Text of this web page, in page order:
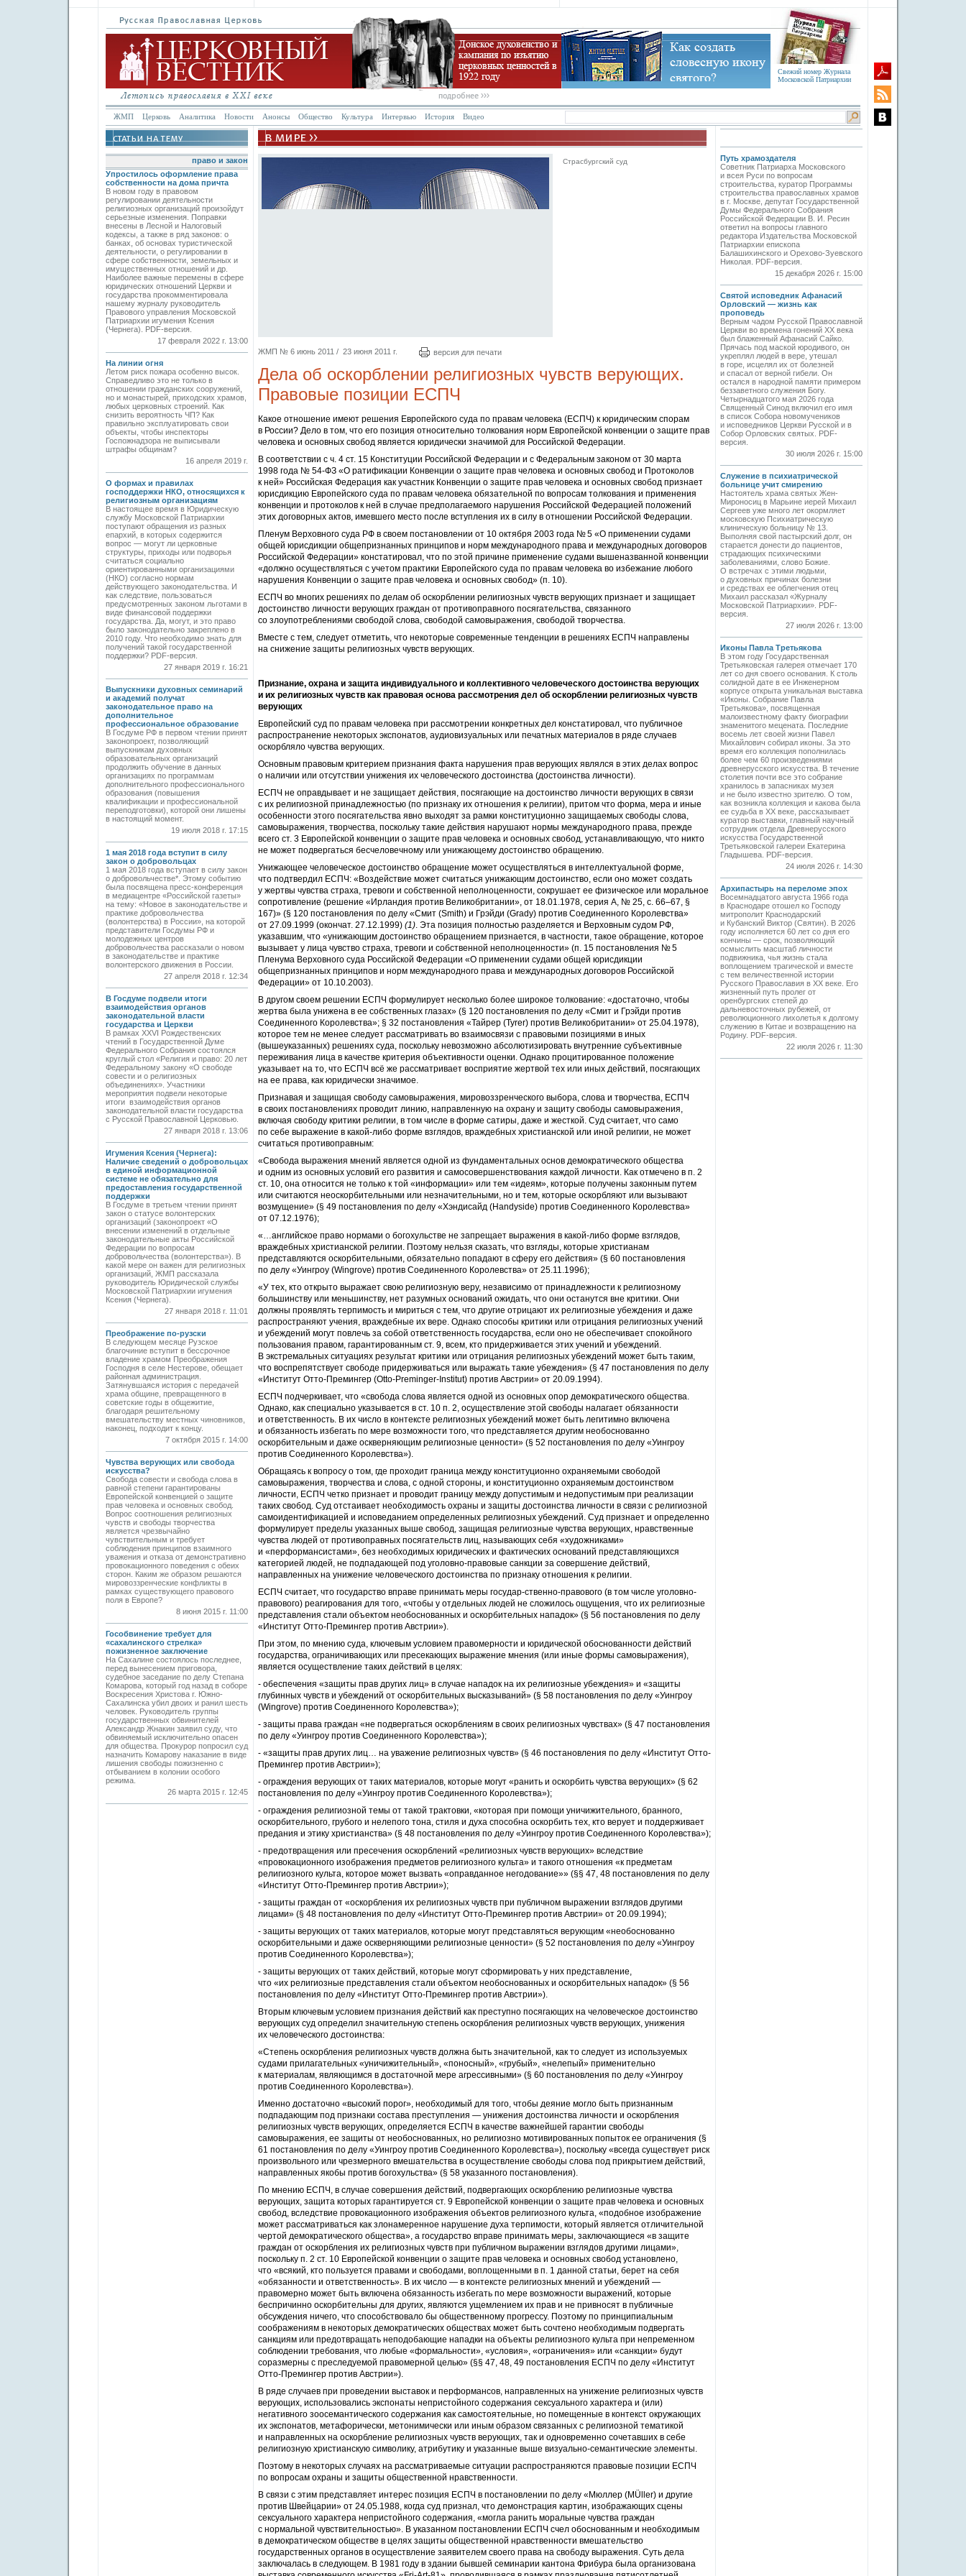
Свежий номер Журнала
Московской Патриархии
ЖМП Церковь Аналитика Новости Анонсы Общество Культура Интервью История Видео
право и закон
Упростилось оформление права
собственности на дома причта
В новом году в правовом
регулировании деятельности
религиозных организаций произойдут
серьезные изменения. Поправки
внесены в Лесной и Налоговый
кодексы, а также в ряд законов: о
банках, об основах туристической
деятельности, о регулировании в
сфере собственности, земельных и
имущественных отношений и др.
Наиболее важные перемены в сфере
юридических отношений Церкви и
государства прокомментировала
нашему журналу руководитель
Правового управления Московской
Патриархии игумения Ксения
(Чернега). PDF-версия.
17 февраля 2022 г. 13:00
На линии огня
Летом риск пожара особенно высок.
Справедливо это не только в
отношении гражданских сооружений,
но и монастырей, приходских храмов,
любых церковных строений. Как
снизить вероятность ЧП? Как
правильно эксплуатировать свои
объекты, чтобы инспекторы
Госпожнадзора не выписывали
штрафы общинам?
16 апреля 2019 г.
О формах и правилах
господдержки НКО, относящихся к
религиозным организациям
В настоящее время в Юридическую
службу Московской Патриархии
поступают обращения из разных
епархий, в которых содержится
вопрос — могут ли церковные
структуры, приходы или подворья
считаться социально
ориентированными организациями
(НКО) согласно нормам
действующего законодательства. И
как следствие, пользоваться
предусмотренных законом льготами в
виде финансовой поддержки
государства. Да, могут, и это право
было законодательно закреплено в
2010 году. Что необходимо знать для
получений такой государственной
поддержки? PDF-версия.
27 января 2019 г. 16:21
Выпускники духовных семинарий
и академий получат
законодательное право на
дополнительное
профессиональное образование
В Госдуме РФ в первом чтении принят
законопроект, позволяющий
выпускникам духовных
образовательных организаций
продолжить обучение в данных
организациях по программам
дополнительного профессионального
образования (повышения
квалификации и профессиональной
переподготовки), которой они лишены
в настоящий момент.
19 июля 2018 г. 17:15
1 мая 2018 года вступит в силу
закон о добровольцах
1 мая 2018 года вступает в силу закон
о добровольчестве*. Этому событию
была посвящена пресс-конференция
в медиацентре «Российской газеты»
на тему: «Новое в законодательстве и
практике добровольчества
(волонтерства) в России», на которой
представители Госдумы РФ и
молодежных центров
добровольчества рассказали о новом
в законодательстве и практике
волонтерского движения в России.
27 апреля 2018 г. 12:34
В Госдуме подвели итоги
взаимодействия органов
законодательной власти
государства и Церкви
В рамках XXVI Рождественских
чтений в Государственной Думе
Федерального Собрания состоялся
круглый стол «Религия и право: 20 лет
Федеральному закону «О свободе
совести и о религиозных
объединениях». Участники
мероприятия подвели некоторые
итоги взаимодействия органов
законодательной власти государства
с Русской Православной Церковью.
27 января 2018 г. 13:06
Игумения Ксения (Чернега):
Наличие сведений о добровольцах
в единой информационной
системе не обязательно для
предоставления государственной
поддержки
В Госдуме в третьем чтении принят
закон о статусе волонтерских
организаций (законопроект «О
внесении изменений в отдельные
законодательные акты Российской
Федерации по вопросам
добровольчества (волонтерства»). В
какой мере он важен для религиозных
организаций, ЖМП рассказала
руководитель Юридической службы
Московской Патриархии игумения
Ксения (Чернега).
27 января 2018 г. 11:01
Преображение по-рузски
В следующем месяце Рузское
благочиние вступит в бессрочное
владение храмом Преображения
Господня в селе Нестерове, обещает
районная администрация.
Затянувшаяся история с передачей
храма общине, превращенного в
советские годы в общежитие,
благодаря решительному
вмешательству местных чиновников,
наконец, подходит к концу.
7 октября 2015 г. 14:00
Чувства верующих или свобода
искусства?
Свобода совести и свобода слова в
равной степени гарантированы
Европейской конвенцией о защите
прав человека и основных свобод.
Вопрос соотношения религиозных
чувств и свободы творчества
является чрезвычайно
чувствительным и требует
соблюдения принципов взаимного
уважения и отказа от демонстративно
провокационного поведения с обеих
сторон. Каким же образом решаются
мировоззренческие конфликты в
рамках существующего правового
поля в Европе?
8 июня 2015 г. 11:00
Гособвинение требует для
«сахалинского стрелка»
пожизненное заключение
На Сахалине состоялось последнее,
перед вынесением приговора,
судебное заседание по делу Степана
Комарова, который год назад в соборе
Воскресения Христова г. Южно-
Сахалинска убил двоих и ранил шесть
человек. Руководитель группы
государственных обвинителей
Александр Жнакин заявил суду, что
обвиняемый исключительно опасен
для общества. Прокурор попросил суд
назначить Комарову наказание в виде
лишения свободы пожизненно с
отбыванием в колонии особого
режима.
26 марта 2015 г. 12:45
Страсбургский суд
ЖМП № 6 июнь 2011 / 23 июня 2011 г. версия для печати
Дела об оскорблении религиозных чувств верующих.
Правовые позиции ЕСПЧ
Какое отношение имеют решения Европейского суда по правам человека (ЕСПЧ) к юридическим спорам
в России? Дело в том, что его позиция относительно толкования норм Европейской конвенции о защите прав
человека и основных свобод является юридически значимой для Российской Федерации.
В соответствии с ч. 4 ст. 15 Конституции Российской Федерации и с Федеральным законом от 30 марта
1998 года № 54‑ФЗ «О ратификации Конвенции о защите прав человека и основных свобод и Протоколов
к ней» Российская Федерация как участник Конвенции о защите прав человека и основных свобод признает
юрисдикцию Европейского суда по правам человека обязательной по вопросам толкования и применения
конвенции и протоколов к ней в случае предполагаемого нарушения Российской Федерацией положений
этих договорных актов, имевшего место после вступления их в силу в отношении Российской Федерации.
Пленум Верховного суда РФ в своем постановлении от 10 октября 2003 года № 5 «О применении судами
общей юрисдикции общепризнанных принципов и норм международного права и международных договоров
Российской Федерации» констатировал, что по этой причине применение судами вышеназванной конвенции
«должно осуществляться с учетом практики Европейского суда по правам человека во избежание любого
нарушения Конвенции о защите прав человека и основных свобод» (п. 10).
ЕСПЧ во многих решениях по делам об оскорблении религиозных чувств верующих признает и защищает
достоинство личности верующих граждан от противоправного посягательства, связанного
со злоупотреблениями свободой слова, свободой самовыражения, свободой творчества.
Вместе с тем, следует отметить, что некоторые современные тенденции в решениях ЕСПЧ направлены
на снижение защиты религиозных чувств верующих.
Признание, охрана и защита индивидуального и коллективного человеческого достоинства верующих
и их религиозных чувств как правовая основа рассмотрения дел об оскорблении религиозных чувств
верующих
Европейский суд по правам человека при рассмотрении конкретных дел констатировал, что публичное
распространение некоторых экспонатов, аудиовизуальных или печатных материалов в ряде случаев
оскорбляло чувства верующих.
Основным правовым критерием признания факта нарушения прав верующих являлся в этих делах вопрос
о наличии или отсутствии унижения их человеческого достоинства (достоинства личности).
ЕСПЧ не оправдывает и не защищает действия, посягающие на достоинство личности верующих в связи
с их религиозной принадлежностью (по признаку их отношения к религии), притом что форма, мера и иные
особенности этого посягательства явно выходят за рамки конституционно защищаемых свободы слова,
самовыражения, творчества, поскольку такие действия нарушают нормы международного права, прежде
всего ст. 3 Европейской конвенции о защите прав человека и основных свобод, устанавливающую, что никто
не может подвергаться бесчеловечному или унижающему достоинство обращению.
Унижающее человеческое достоинство обращение может осуществляться в интеллектуальной форме,
что подтвердил ЕСПЧ: «Воздействие может считаться унижающим достоинство, если оно может создать
у жертвы чувства страха, тревоги и собственной неполноценности, сокрушает ее физическое или моральное
сопротивление (решение «Ирландия против Великобритании», от 18.01.1978, серия А, № 25, с. 66–67, §
167)» (§ 120 постановления по делу «Смит (Smith) и Грэйди (Grady) против Соединенного Королевства»
от 27.09.1999 (окончат. 27.12.1999) (1). Эта позиция полностью разделяется и Верховным судом РФ,
указавшим, что «унижающим достоинство обращением признается, в частности, такое обращение, которое
вызывает у лица чувство страха, тревоги и собственной неполноценности» (п. 15 постановления № 5
Пленума Верховного суда Российской Федерации «О применении судами общей юрисдикции
общепризнанных принципов и норм международного права и международных договоров Российской
Федерации» от 10.10.2003).
В другом своем решении ЕСПЧ формулирует несколько более широкое толкование: «достаточно, чтобы
жертва была унижена в ее собственных глазах» (§ 120 постановления по делу «Смит и Грэйди против
Соединенного Королевства»; § 32 постановления «Тайрер (Tyrer) против Великобритании» от 25.04.1978),
которое тем не менее следует рассматривать во взаимосвязи с правовыми позициями в иных
(вышеуказанных) решениях суда, поскольку невозможно абсолютизировать внутренние субъективные
переживания лица в качестве критерия объективности оценки. Однако процитированное положение
указывает на то, что ЕСПЧ всё же рассматривает восприятие жертвой тех или иных действий, посягающих
на ее права, как юридически значимое.
Признавая и защищая свободу самовыражения, мировоззренческого выбора, слова и творчества, ЕСПЧ
в своих постановлениях проводит линию, направленную на охрану и защиту свободы самовыражения,
включая свободу критики религии, в том числе в форме сатиры, даже и жесткой. Суд считает, что само
по себе выражение в какой‑либо форме взглядов, враждебных христианской или иной религии, не может
считаться противоправным:
«Свобода выражения мнений является одной из фундаментальных основ демократического общества
и одним из основных условий его развития и самосовершенствования каждой личности. Как отмечено в п. 2
ст. 10, она относится не только к той «информации» или тем «идеям», которые получены законным путем
или считаются неоскорбительными или незначительными, но и тем, которые оскорбляют или вызывают
возмущение» (§ 49 постановления по делу «Хэндисайд (Handyside) против Соединенного Королевства»
от 07.12.1976);
«…английское право нормами о богохульстве не запрещает выражения в какой‑либо форме взглядов,
враждебных христианской религии. Поэтому нельзя сказать, что взгляды, которые христианам
представляются оскорбительными, обязательно попадают в сферу его действия» (§ 60 постановления
по делу «Уингроу (Wingrove) против Соединенного Королевства» от 25.11.1996);
«У тех, кто открыто выражает свою религиозную веру, независимо от принадлежности к религиозному
большинству или меньшинству, нет разумных оснований ожидать, что они останутся вне критики. Они
должны проявлять терпимость и мириться с тем, что другие отрицают их религиозные убеждения и даже
распространяют учения, враждебные их вере. Однако способы критики или отрицания религиозных учений
и убеждений могут повлечь за собой ответственность государства, если оно не обеспечивает спокойного
пользования правом, гарантированным ст. 9, всем, кто придерживается этих учений и убеждений.
В экстремальных ситуациях результат критики или отрицания религиозных убеждений может быть таким,
что воспрепятствует свободе придерживаться или выражать такие убеждения» (§ 47 постановления по делу
«Институт Отто-Премингер (Otto-Preminger-Institut) против Австрии» от 20.09.1994).
ЕСПЧ подчеркивает, что «свобода слова является одной из основных опор демократического общества.
Однако, как специально указывается в ст. 10 п. 2, осуществление этой свободы налагает обязанности
и ответственность. В их число в контексте религиозных убеждений может быть легитимно включена
и обязанность избегать по мере возможности того, что представляется другим необоснованно
оскорбительным и даже оскверняющим религиозные ценности» (§ 52 постановления по делу «Уингроу
против Соединенного Королевства»).
Обращаясь к вопросу о том, где проходит граница между конституционно охраняемыми свободой
самовыражения, творчества и слова, с одной стороны, и конституционно охраняемым достоинством
личности, ЕСПЧ четко признает и проводит границу между допустимым и недопустимым при реализации
таких свобод. Суд отстаивает необходимость охраны и защиты достоинства личности в связи с религиозной
самоидентификацией и исповеданием определенных религиозных убеждений. Суд признает и определенно
формулирует пределы указанных выше свобод, защищая религиозные чувства верующих, нравственные
чувства людей от противоправных посягательств лиц, называющих себя «художниками»
и «перформансистами», без необходимых юридических и фактических оснований представляющихся
категорией людей, не подпадающей под уголовно-правовые санкции за совершение действий,
направленных на унижение человеческого достоинства по признаку отношения к религии.
ЕСПЧ считает, что государство вправе принимать меры государ-ственно-правового (в том числе уголовно-
правового) реагирования для того, «чтобы у отдельных людей не сложилось ощущения, что их религиозные
представления стали объектом необоснованных и оскорбительных нападок» (§ 56 постановления по делу
«Институт Отто-Премингер против Австрии»).
При этом, по мнению суда, ключевым условием правомерности и юридической обоснованности действий
государства, ограничивающих или пресекающих выражение мнения (или иные формы самовыражения),
является осуществление таких действий в целях:
- обеспечения «защиты прав других лиц» в случае нападок на их религиозные убеждения» и «защиты
глубинных чувств и убеждений от оскорбительных высказываний» (§ 58 постановления по делу «Уингроу
(Wingrove) против Соединенного Королевства»);
- защиты права граждан «не подвергаться оскорблениям в своих религиозных чувствах» (§ 47 постановления
по делу «Уингроу против Соединенного Королевства»);
- «защиты прав других лиц… на уважение религиозных чувств» (§ 46 постановления по делу «Институт Отто-
Премингер против Австрии»);
- ограждения верующих от таких материалов, которые могут «ранить и оскорбить чувства верующих» (§ 62
постановления по делу «Уингроу против Соединенного Королевства»);
- ограждения религиозной темы от такой трактовки, «которая при помощи уничижительного, бранного,
оскорбительного, грубого и нелепого тона, стиля и духа способна оскорбить тех, кто верует и поддерживает
предания и этику христианства» (§ 48 постановления по делу «Уингроу против Соединенного Королевства»);
- предотвращения или пресечения оскорблений «религиозных чувств верующих» вследствие
«провокационного изображения предметов религиозного культа» и такого отношения «к предметам
религиозного культа, которое может вызвать «оправданное негодование»» (§§ 47, 48 постановления по делу
«Институт Отто-Премингер против Австрии»);
- защиты граждан от «оскорбления их религиозных чувств при публичном выражении взглядов другими
лицами» (§ 48 постановления по делу «Институт Отто-Премингер против Австрии» от 20.09.1994);
- защиты верующих от таких материалов, которые могут представляться верующим «необоснованно
оскорбительными и даже оскверняющими религиозные ценности» (§ 52 постановления по делу «Уингроу
против Соединенного Королевства»);
- защиты верующих от таких действий, которые могут сформировать у них представление,
что «их религиозные представления стали объектом необоснованных и оскорбительных нападок» (§ 56
постановления по делу «Институт Отто-Премингер против Австрии»).
Вторым ключевым условием признания действий как преступно посягающих на человеческое достоинство
верующих суд определил значительную степень оскорбления религиозных чувств верующих, унижения
их человеческого достоинства:
«Степень оскорбления религиозных чувств должна быть значительной, как то следует из используемых
судами прилагательных «уничижительный», «поносный», «грубый», «нелепый» применительно
к материалам, являющимся в достаточной мере агрессивными» (§ 60 постановления по делу «Уингроу
против Соединенного Королевства»).
Именно достаточно «высокий порог», необходимый для того, чтобы деяние могло быть признанным
подпадающим под признаки состава преступления — унижения достоинства личности и оскорбления
религиозных чувств верующих, определяется ЕСПЧ в качестве важнейшей гарантии свободы
самовыражения, ее защиты от необоснованных, но религиозно мотивированных попыток ее ограничения (§
61 постановления по делу «Уингроу против Соединенного Королевства»), поскольку «всегда существует риск
произвольного или чрезмерного вмешательства в осуществление свободы слова под прикрытием действий,
направленных якобы против богохульства» (§ 58 указанного постановления).
По мнению ЕСПЧ, в случае совершения действий, подвергающих оскорблению религиозные чувства
верующих, защита которых гарантируется ст. 9 Европейской конвенции о защите прав человека и основных
свобод, вследствие провокационного изображения объектов религиозного культа, «подобное изображение
может рассматриваться как злонамеренное нарушение духа терпимости, который является отличительной
чертой демократического общества», а государство вправе принимать меры, заключающиеся «в защите
граждан от оскорбления их религиозных чувств при публичном выражении взглядов другими лицами»,
поскольку п. 2 ст. 10 Европейской конвенции о защите прав человека и основных свобод установлено,
что «всякий, кто пользуется правами и свободами, воплощенными в п. 1 данной статьи, берет на себя
«обязанности и ответственность». В их число — в контексте религиозных мнений и убеждений —
правомерно может быть включена обязанность избегать по мере возможности выражений, которые
беспричинно оскорбительны для других, являются ущемлением их прав и не привносят в публичные
обсуждения ничего, что способствовало бы общественному прогрессу. Поэтому по принципиальным
соображениям в некоторых демократических обществах может быть сочтено необходимым подвергать
санкциям или предотвращать неподобающие нападки на объекты религиозного культа при непременном
соблюдении требования, что любые «формальности», «условия», «ограничения» или «санкции» будут
соразмерны с преследуемой правомерной целью» (§§ 47, 48, 49 постановления ЕСПЧ по делу «Институт
Отто-Премингер против Австрии»).
В ряде случаев при проведении выставок и перформансов, направленных на унижение религиозных чувств
верующих, использовались экспонаты непристойного содержания сексуального характера и (или)
негативного зоосемантического содержания как самостоятельные, но помещенные в контекст окружающих
их экспонатов, метафорически, метонимически или иным образом связанных с религиозной тематикой
и направленных на оскорбление религиозных чувств верующих, так и одновременно сочетавших в себе
религиозную христианскую символику, атрибутику и указанные выше визуально-семантические элементы.
Поэтому в некоторых случаях на рассматриваемые ситуации распространяются правовые позиции ЕСПЧ
по вопросам охраны и защиты общественной нравственности.
В связи с этим представляет интерес позиция ЕСПЧ в постановлении по делу «Мюллер (MÜller) и другие
против Швейцарии» от 24.05.1988, когда суд признал, что демонстрация картин, изображающих сцены
сексуального характера непристойного содержания, «могла ранить моральные чувства граждан
с нормальной чувствительностью». В указанном постановлении ЕСПЧ счел обоснованным и необходимым
в демократическом обществе в целях защиты общественной нравственности вмешательство
государственных органов в осуществление заявителем своего права на свободу выражения. Суть дела
заключалась в следующем. В 1981 году в здании бывшей семинарии кантона Фрибура была организована
Путь храмоздателя
Советник Патриарха Московского
и всея Руси по вопросам
строительства, куратор Программы
строительства православных храмов
в г. Москве, депутат Государственной
Думы Федерального Собрания
Российской Федерации В. И. Ресин
ответил на вопросы главного
редактора Издательства Московской
Патриархии епископа
Балашихинского и Орехово-Зуевского
Николая. PDF-версия.
15 декабря 2026 г. 15:00
Святой исповедник Афанасий
Орловский — жизнь как
проповедь
Верным чадом Русской Православной
Церкви во времена гонений XX века
был блаженный Афанасий Сайко.
Прячась под маской юродивого, он
укреплял людей в вере, утешал
в горе, исцелял их от болезней
и спасал от верной гибели. Он
остался в народной памяти примером
беззаветного служения Богу.
Четырнадцатого мая 2026 года
Священный Синод включил его имя
в список Собора новомучеников
и исповедников Церкви Русской и в
Собор Орловских святых. PDF-
версия.
30 июля 2026 г. 15:00
Служение в психиатрической
больнице учит смирению
Настоятель храма святых Жен-
Мироносиц в Марьине иерей Михаил
Сергеев уже много лет окормляет
московскую Психиатрическую
клиническую больницу № 13.
Выполняя свой пастырский долг, он
старается донести до пациентов,
страдающих психическими
заболеваниями, слово Божие.
О встречах с этими людьми,
о духовных причинах болезни
и средствах ее облегчения отец
Михаил рассказал «Журналу
Московской Патриархии». PDF-
версия.
27 июля 2026 г. 13:00
Иконы Павла Третьякова
В этом году Государственная
Третьяковская галерея отмечает 170
лет со дня своего основания. К столь
солидной дате в ее Инженерном
корпусе открыта уникальная выставка
«Иконы. Собрание Павла
Третьякова», посвященная
малоизвестному факту биографии
знаменитого мецената. Последние
восемь лет своей жизни Павел
Михайлович собирал иконы. За это
время его коллекция пополнилась
более чем 60 произведениями
древнерусского искусства. В течение
столетия почти все это собрание
хранилось в запасниках музея
и не было известно зрителю. О том,
как возникла коллекция и какова была
ее судьба в ХХ веке, рассказывает
куратор выставки, главный научный
сотрудник отдела Древнерусского
искусства Государственной
Третьяковской галереи Екатерина
Гладышева. PDF-версия.
24 июля 2026 г. 14:30
Архипастырь на переломе эпох
Восемнадцатого августа 1966 года
в Краснодаре отошел ко Господу
митрополит Краснодарский
и Кубанский Виктор (Святин). В 2026
году исполняется 60 лет со дня его
кончины — срок, позволяющий
осмыслить масштаб личности
подвижника, чья жизнь стала
воплощением трагической и вместе
с тем величественной истории
Русского Православия в XX веке. Его
жизненный путь пролег от
оренбургских степей до
дальневосточных рубежей, от
революционного лихолетья к долгому
служению в Китае и возвращению на
Родину. PDF-версия.
22 июля 2026 г. 11:30